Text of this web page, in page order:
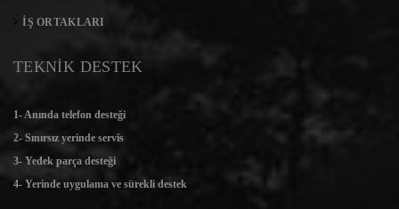
İŞ ORTAKLARI
TEKNİK DESTEK
1- Anında telefon desteği
2- Sınırsız yerinde servis
3- Yedek parça desteği
4- Yerinde uygulama ve sürekli destek